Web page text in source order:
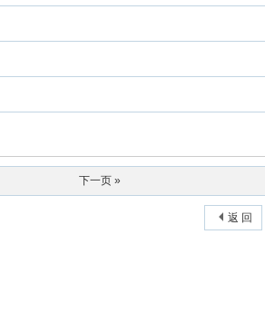
下一页 »
返 回